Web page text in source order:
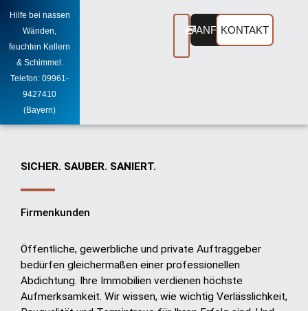
Hilfe bei nassen
Wänden,
feuchten Kellern
& Schimmel.
Telefon: 09961-
9427410
(Bayern)
ANFRAGEN
KONTAKT
SICHER. SAUBER. SANIERT.
Firmenkunden
Öffentliche, gewerbliche und private Auftraggeber
bedürfen gleichermaßen einer professionellen
Abdichtung. Ihre Immobilien verdienen höchste
Aufmerksamkeit. Wir wissen, wie wichtig Verlässlichkeit,